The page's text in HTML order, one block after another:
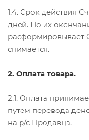
1.4. Срок действия
дней. По их
расформировывает
снимается.
2. Оплата товара.
2.1. Оплата
путем перевода
на р/с Продавца.